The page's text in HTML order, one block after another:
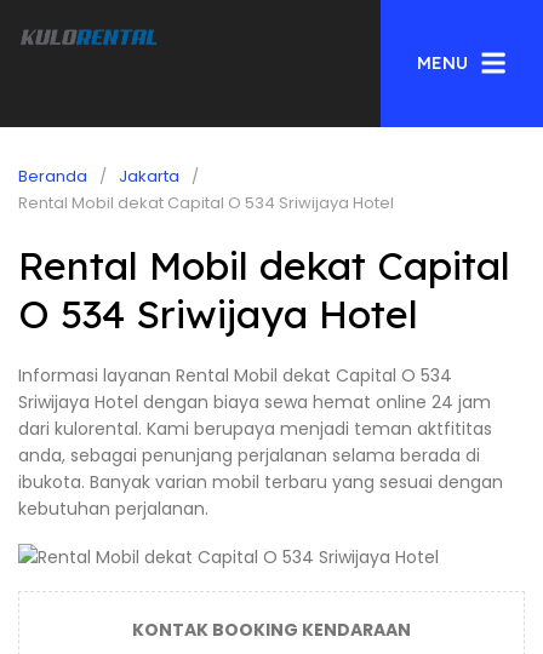
MENU
Beranda
Jakarta
Rental Mobil dekat Capital O 534 Sriwijaya Hotel
Rental Mobil dekat Capital
O 534 Sriwijaya Hotel
Informasi layanan Rental Mobil dekat Capital O 534
Sriwijaya Hotel dengan biaya sewa hemat online 24 jam
dari kulorental. Kami berupaya menjadi teman aktfititas
anda, sebagai penunjang perjalanan selama berada di
ibukota. Banyak varian mobil terbaru yang sesuai dengan
kebutuhan perjalanan.
KONTAK BOOKING KENDARAAN